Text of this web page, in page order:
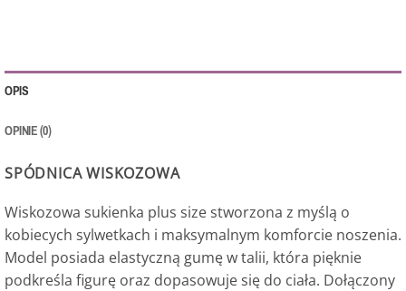
OPIS
OPINIE (0)
SPÓDNICA WISKOZOWA
Wiskozowa sukienka plus size stworzona z myślą o
kobiecych sylwetkach i maksymalnym komforcie noszenia.
Model posiada elastyczną gumę w talii, która pięknie
podkreśla figurę oraz dopasowuje się do ciała. Dołączony